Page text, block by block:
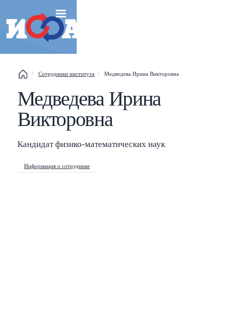
Сотрудники института Медведева Ирина Викторовна
Медведева Ирина
Викторовна
Кандидат физико-математических наук
Информация о сотруднике
This help popup
Search popup /
Navigate posts